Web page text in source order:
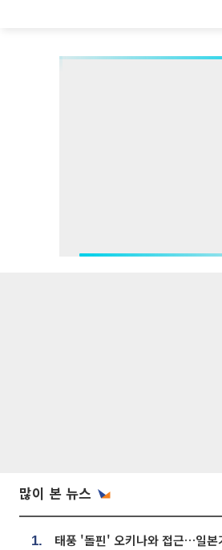
많이 본 뉴스
1.